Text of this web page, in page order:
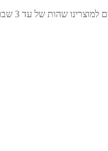
ללא סכנת חריגה בחימצון.